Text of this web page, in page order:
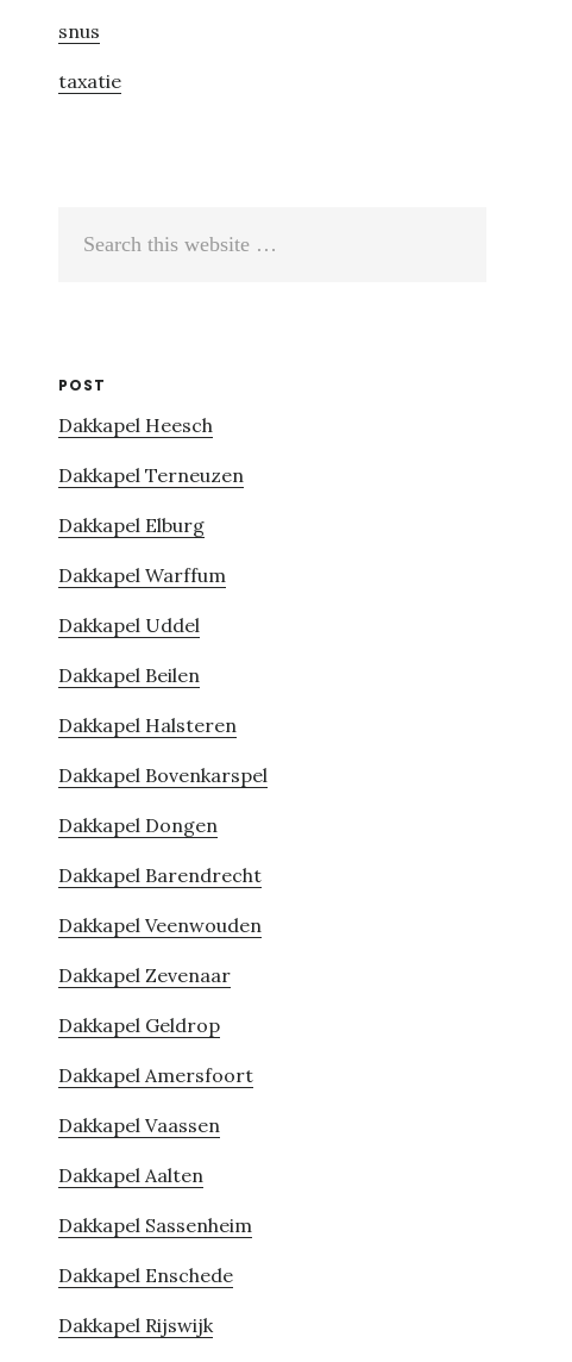
snus
taxatie
POST
Dakkapel Heesch
Dakkapel Terneuzen
Dakkapel Elburg
Dakkapel Warffum
Dakkapel Uddel
Dakkapel Beilen
Dakkapel Halsteren
Dakkapel Bovenkarspel
Dakkapel Dongen
Dakkapel Barendrecht
Dakkapel Veenwouden
Dakkapel Zevenaar
Dakkapel Geldrop
Dakkapel Amersfoort
Dakkapel Vaassen
Dakkapel Aalten
Dakkapel Sassenheim
Dakkapel Enschede
Dakkapel Rijswijk